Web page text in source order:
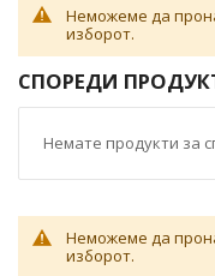
Неможеме да
изборот.
СПОРЕДИ
Немате продукти за
Неможеме да
изборот.